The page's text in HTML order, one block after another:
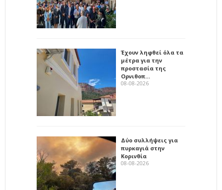
Έχουν ληφθεί όλα τα
μέτρα για την
προστασία της
Ορνιθοπ…
08-08-2026
Δύο συλλήψεις για
πυρκαγιά στην
Κορινθία
08-08-2026